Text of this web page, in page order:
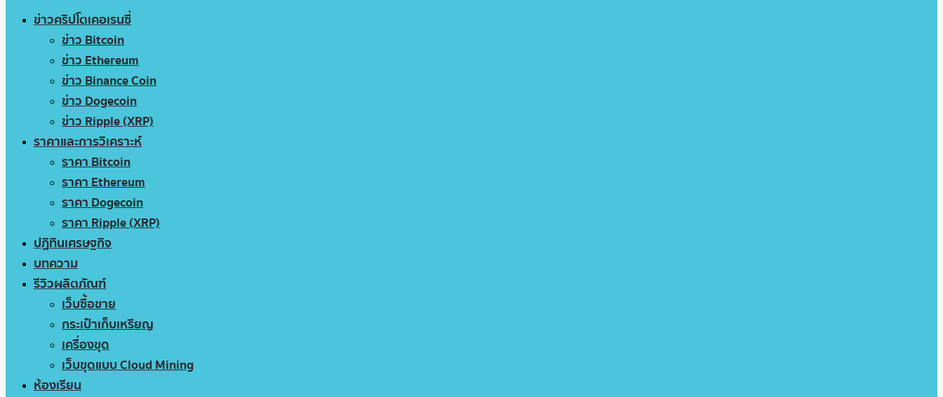
ข่าวคริปโตเคอเรนซี่
ข่าว Bitcoin
ข่าว Ethereum
ข่าว Binance Coin
ข่าว Dogecoin
ข่าว Ripple (XRP)
ราคาและการวิเคราะห์
ราคา Bitcoin
ราคา Ethereum
ราคา Dogecoin
ราคา Ripple (XRP)
ปฏิทินเศรษฐกิจ
บทความ
รีวิวผลิตภัณฑ์
เว็บซื้อขาย
กระเป๋าเก็บเหรียญ
เครื่องขุด
เว็บขุดแบบ Cloud Mining
ห้องเรียน